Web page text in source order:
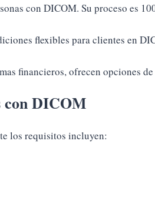
con DICOM. Su proceso es
flexibles para clientes en
financieros, ofrecen opciones
con DICOM
los requisitos incluyen: